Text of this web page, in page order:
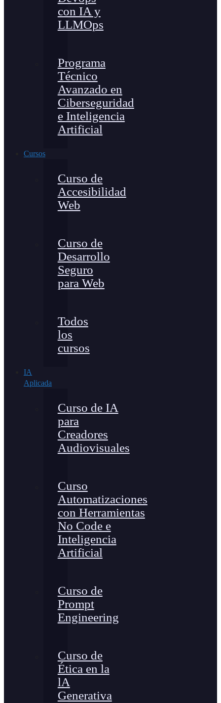
con IA y
LLMOps
Programa
Técnico
Avanzado en
Ciberseguridad
e Inteligencia
Artificial
Cursos
Curso de
Accesibilidad
Web
Curso de
Desarrollo
Seguro
para Web
Todos
los
cursos
IA
Aplicada
Curso de IA
para
Creadores
Audiovisuales
Curso
Automatizaciones
con Herramientas
No Code e
Inteligencia
Artificial
Curso de
Prompt
Engineering
Curso de
Ética en la
lA
Generativa